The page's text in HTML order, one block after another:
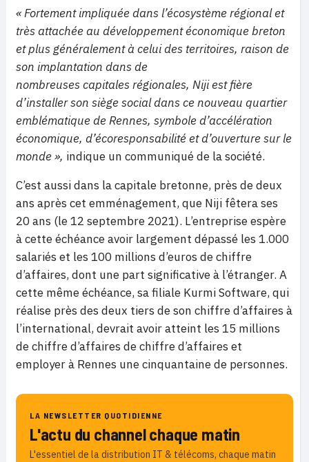
« Fortement impliquée dans l’écosystème régional et
très attachée au développement économique breton
et plus généralement à celui des territoires, raison de
son implantation dans de
nombreuses capitales régionales, Niji est fière
d’installer son siège social dans ce nouveau quartier
emblématique de Rennes, symbole d’accélération
économique, d’écoresponsabilité et d’ouverture sur le
monde », indique un communiqué de la société.
C’est aussi dans la capitale bretonne, près de deux
ans après cet emménagement, que Niji fêtera ses
20 ans (le 12 septembre 2021). L’entreprise espère
à cette échéance avoir largement dépassé les 1.000
salariés et les 100 millions d’euros de chiffre
d’affaires, dont une part significative à l’étranger. A
cette même échéance, sa filiale Kurmi Software, qui
réalise près des deux tiers de son chiffre d’affaires à
l’international, devrait avoir atteint les 15 millions
de chiffre d’affaires de chiffre d’affaires et
employer à Rennes une cinquantaine de personnes.
LA NEWSLETTER QUOTIDIENNE
L'actu du channel chaque matin
L'essentiel de la distribution IT & télécoms, chaque matin